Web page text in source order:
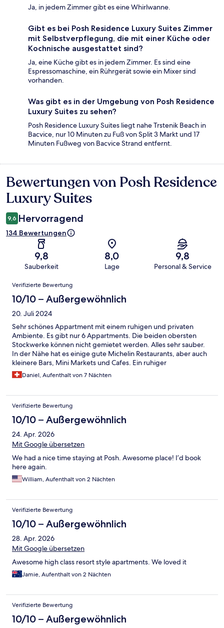
Ja, in jedem Zimmer gibt es eine Whirlwanne.
Gibt es bei Posh Residence Luxury Suites Zimmer
mit Selbstverpflegung, die mit einer Küche oder
Kochnische ausgestattet sind?
Ja, eine Küche gibt es in jedem Zimmer. Es sind eine
Espressomaschine, ein Rührgerät sowie ein Mixer sind
vorhanden.
Was gibt es in der Umgebung von Posh Residence
Luxury Suites zu sehen?
Posh Residence Luxury Suites liegt nahe Trstenik Beach in
Bacvice, nur 10 Minuten zu Fuß von Split 3 Markt und 17
Minuten Fußweg von Bacvice Strand entfernt.
Bewertungen
Bewertungen von Posh Residence
Luxury Suites
9,6 Hervorragend
134 Bewertungen
9,8
Sauberkeit
8,0
Lage
9,8
Personal & Service
Bewertungen
Verifizierte Bewertung
10/10 – Außergewöhnlich
20. Juli 2024
Sehr schönes Appartment mit einem ruhigen und privaten
Ambiente. Es gibt nur 6 Appartments. Die beiden obersten
Stockwerke können nicht gemietet werden. Alles sehr sauber.
In der Nähe hat es einige gute Michelin Restaurants, aber auch
kleinere Bars, Mini Markets und Cafes. Ein ruhiger
Strandabschnitt ist ebenfalls in weniger als 5 Minuten zu Fuss zu
erreichen. Ins Zentrum braucht man ein Taxi. Leider ist es kein
entsprechenden Leistungen mehr gibt (Room Service,
Frühstück, Bar oder Pool Service). Wir empfehlen es aber
trotzdem ohne Einschränkung.
Daniel, Aufenthalt von 7 Nächten
Verifizierte Bewertung
10/10 – Außergewöhnlich
24. Apr. 2026
Mit Google übersetzen
We had a nice time staying at Posh. Awesome place! I’d book
here again.
William, Aufenthalt von 2 Nächten
Verifizierte Bewertung
10/10 – Außergewöhnlich
28. Apr. 2026
Mit Google übersetzen
Awesome high class resort style apartments. We loved it
Jamie, Aufenthalt von 2 Nächten
Verifizierte Bewertung
10/10 – Außergewöhnlich